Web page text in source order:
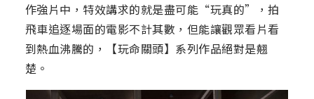
作強片中，特效講求的就是盡可能“玩真的”，拍
飛車追逐場面的電影不計其數，但能讓觀眾看片看
到熱血沸騰的，【玩命關頭】系列作品絕對是翹
楚。